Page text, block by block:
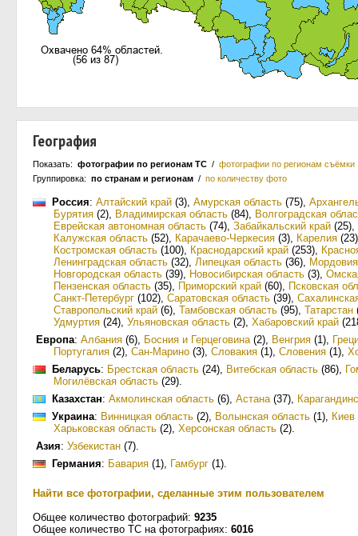
География
Показать: фотографии по регионам ТС / фотографии по регионам съёмки
Группировка: по странам и регионам / по количеству фото
Россия: Алтайский край (3), Амурская область (75),
Бурятия (2), Владимирская область (84), Волгоградская
Еврейская автономная область (74), Забайкальский край (25),
Калужская область (52), Карачаево-Черкесия (3), Карелия (23)
Костромская область (100), Краснодарский край (253),
Ленинградская область (32), Липецкая область (36), Мордовия
Новгородская область (39), Новосибирская область (3),
Пензенская область (35), Приморский край (60), Псковская
Санкт-Петербург (102), Саратовская область (39),
Ставропольский край (6), Тамбовская область (95), Татарстан
Удмуртия (24), Ульяновская область (2), Хабаровский край
Европа: Албания (6), Босния и Герцеговина(2), Венгрия (1),
Португалия (2), Сан-Марино (3), Словакия (1), Словения (1),
Беларусь: Брестская область (24), Витебская область (86),
Могилёвская область (29).
Казахстан: Акмолинская область (6), Астана(37),
Украина: Винницкая область (2), Волынская область (1), Киев
Харьковская область (2), Херсонская область (2).
Азия: Узбекистан (7).
Германия: Бавария (1), Гамбург (1).
Найти все фотографии, сделанные этим пользователем
Общее количество фотографий: 9235
Общее количество ТС на фотографиях: 6016